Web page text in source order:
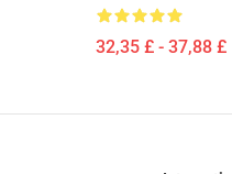
32,35 £ - 37,88 £